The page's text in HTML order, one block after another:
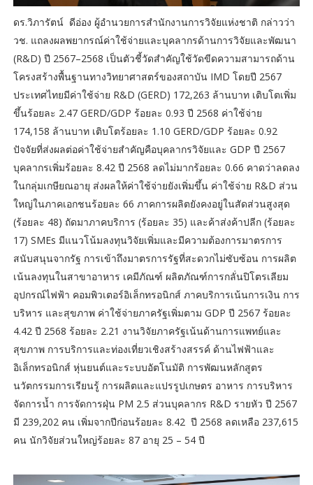
ดร.วิภารัตน์ ดีอ่อง ผู้อำนวยการสำนักงานการวิจัยแห่งชาติ กล่าวว่า
วช. แถลงผลพยากรณ์ค่าใช้จ่ายและบุคลากรด้านการวิจัยและพัฒนา
(R&D) ปี 2567–2568 เป็นตัวชี้วัดสำคัญใช้วัดขีดความสามารถด้าน
โครงสร้างพื้นฐานทางวิทยาศาสตร์ของสถาบัน IMD โดยปี 2567
ประเทศไทยมีค่าใช้จ่าย R&D (GERD) 172,263 ล้านบาท เติบโตเพิ่ม
ขึ้นร้อยละ 2.47 GERD/GDP ร้อยละ 0.93 ปี 2568 ค่าใช้จ่าย
174,158 ล้านบาท เติบโตร้อยละ 1.10 GERD/GDP ร้อยละ 0.92
ปัจจัยที่ส่งผลต่อค่าใช้จ่ายสำคัญคือบุคลากรวิจัยและ GDP ปี 2567
บุคลากรเพิ่มร้อยละ 8.42 ปี 2568 ลดไม่มากร้อยละ 0.66 คาดว่าลดลง
ในกลุ่มเกษียณอายุ ส่งผลให้ค่าใช้จ่ายยังเพิ่มขึ้น ค่าใช้จ่าย R&D ส่วน
ใหญ่ในภาคเอกชนร้อยละ 66 ภาคการผลิตยังคงอยู่ในสัดส่วนสูงสุด
(ร้อยละ 48) ถัดมาภาคบริการ (ร้อยละ 35) และค้าส่งค้าปลีก (ร้อยละ
17) SMEs มีแนวโน้มลงทุนวิจัยเพิ่มและมีความต้องการมาตรการ
สนับสนุนจากรัฐ การเข้าถึงมาตรการรัฐที่สะดวกไม่ซับซ้อน การผลิต
เน้นลงทุนในสาขาอาหาร เคมีภัณฑ์ ผลิตภัณฑ์การกลั่นปิโตรเลียม
อุปกรณ์ไฟฟ้า คอมพิวเตอร์อิเล็กทรอนิกส์ ภาคบริการเน้นการเงิน การ
บริหาร และสุขภาพ ค่าใช้จ่ายภาครัฐเพิ่มตาม GDP ปี 2567 ร้อยละ
4.42 ปี 2568 ร้อยละ 2.21 งานวิจัยภาครัฐเน้นด้านการแพทย์และ
สุขภาพ การบริการและท่องเที่ยวเชิงสร้างสรรค์ ด้านไฟฟ้าและ
อิเล็กทรอนิกส์ หุ่นยนต์และระบบอัตโนมัติ การพัฒนหลักสูตร
นวัตกรรมการเรียนรู้ การผลิตและแปรรูปเกษตร อาหาร การบริหาร
จัดการน้ำ การจัดการฝุ่น PM 2.5 ส่วนบุคลากร R&D รายหัว ปี 2567
มี 239,202 คน เพิ่มจากปีก่อนร้อยละ 8.42 ปี 2568 ลดเหลือ 237,615
คน นักวิจัยส่วนใหญ่ร้อยละ 87 อายุ 25 – 54 ปี